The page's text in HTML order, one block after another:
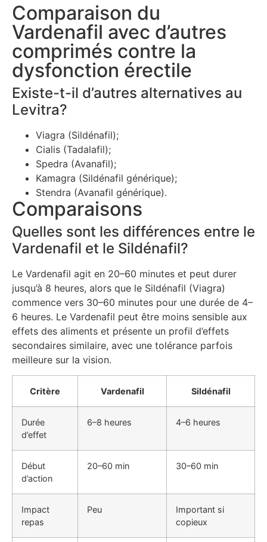
Comparaison du
Vardenafil avec d’autres
comprimés contre la
dysfonction érectile
Existe-t-il d’autres alternatives au
Levitra?
Viagra (Sildénafil);
Cialis (Tadalafil);
Spedra (Avanafil);
Kamagra (Sildénafil générique);
Stendra (Avanafil générique).
Comparaisons
Quelles sont les différences entre le
Vardenafil et le Sildénafil?
Le Vardenafil agit en 20–60 minutes et peut durer
jusqu’à 8 heures, alors que le Sildénafil (Viagra)
commence vers 30–60 minutes pour une durée de 4–
6 heures. Le Vardenafil peut être moins sensible aux
effets des aliments et présente un profil d’effets
secondaires similaire, avec une tolérance parfois
meilleure sur la vision.
Critère Vardenafil Sildénafil
Durée
d’effet
6–8 heures 4–6 heures
Début
d’action
20–60 min 30–60 min
Impact
repas
Peu
Important si
copieux